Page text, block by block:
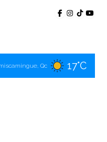
17°C
La Sarre, Qc 20°C